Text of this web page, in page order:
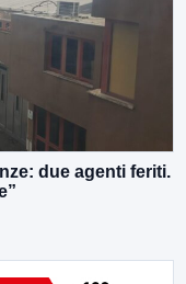
due agenti feriti.